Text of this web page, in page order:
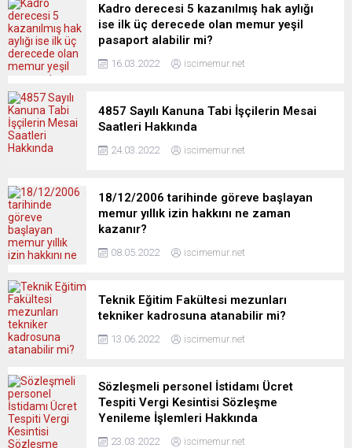
Kadro derecesi 5 kazanılmış hak aylığı
ise ilk üç derecede olan memur yeşil
pasaport alabilir mi?
16.03.2022 iscimemur.net
4857 Sayılı Kanuna Tabi İşçilerin Mesai
Saatleri Hakkında
24.03.2022 iscimemur.net
18/12/2006 tarihinde göreve başlayan
memur yıllık izin hakkını ne zaman
kazanır?
08.05.2022 iscimemur.net
Teknik Eğitim Fakültesi mezunları
tekniker kadrosuna atanabilir mi?
13.06.2022 iscimemur.net
Sözleşmeli personel İstidamı Ücret
Tespiti Vergi Kesintisi Sözleşme
Yenileme İşlemleri Hakkında
23.03.2022 iscimemur.net